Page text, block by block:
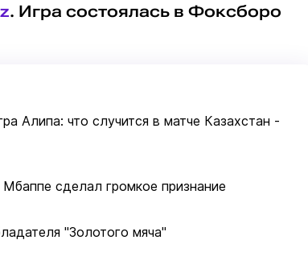
. Игра состоялась в Фоксборо
Алипа: что случится в матче Казахстан -
сделал громкое признание
"Золотого мяча"